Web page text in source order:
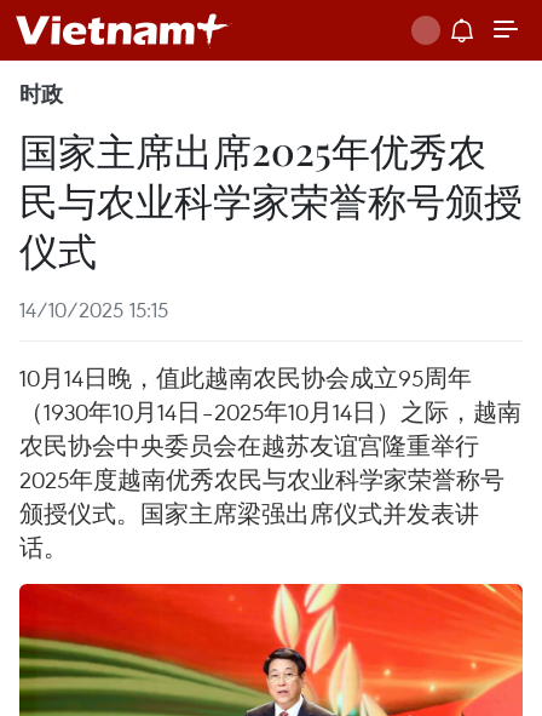
时政
国家主席出席2025年优秀农
民与农业科学家荣誉称号颁授
仪式
14/10/2025 15:15
10月14日晚，值此越南农民协会成立95周年
（1930年10月14日–2025年10月14日）之际，越南
农民协会中央委员会在越苏友谊宫隆重举行
2025年度越南优秀农民与农业科学家荣誉称号
颁授仪式。国家主席梁强出席仪式并发表讲
话。